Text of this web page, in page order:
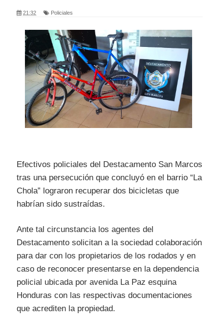
21:32 Policiales
Efectivos policiales del Destacamento San Marcos
tras una persecución que concluyó en el barrio “La
Chola” lograron recuperar dos bicicletas que
habrían sido sustraídas.
Ante tal circunstancia los agentes del
Destacamento solicitan a la sociedad colaboración
para dar con los propietarios de los rodados y en
caso de reconocer presentarse en la dependencia
policial ubicada por avenida La Paz esquina
Honduras con las respectivas documentaciones
que acrediten la propiedad.